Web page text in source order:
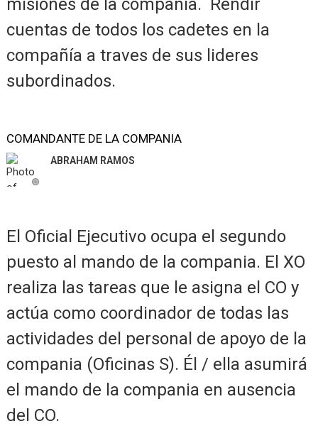
misiones de la compañía. Rendir
cuentas de todos los cadetes en la
compañía a traves de sus lideres
subordinados.
COMANDANTE DE LA COMPANIA
ABRAHAM RAMOS
El Oficial Ejecutivo ocupa el segundo
puesto al mando de la compania. El XO
realiza las tareas que le asigna el CO y
actúa como coordinador de todas las
actividades del personal de apoyo de la
compania (Oficinas S). Él / ella asumirá
el mando de la compania en ausencia
del CO.